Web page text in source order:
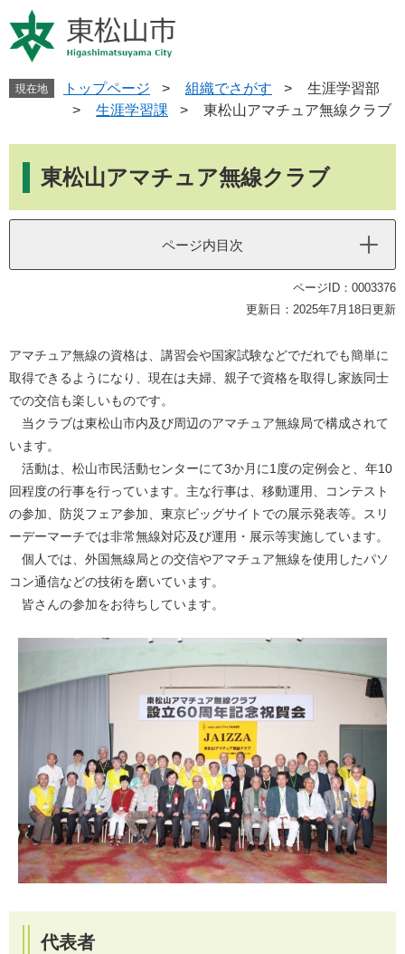
ー
ジ
す
ニ
ュ
し
へ
現在地 トップページ > 組織でさがす >
生涯学習部
>
生涯学習課 > 東松山アマチュア無線クラブ
東松山アマチュア無線クラブ
ページ内目次
ページID：0003376
更新日：2025年7月18日更新
アマチュア無線の資格は、講習会や国家試験などでだれでも簡単に
取得できるようになり、現在は夫婦、親子で資格を取得し家族同士
での交信も楽しいものです。
当クラブは東松山市内及び周辺のアマチュア無線局で構成されて
います。
活動は、松山市民活動センターにて3か月に1度の定例会と、年10
回程度の行事を行っています。主な行事は、移動運用、コンテスト
の参加、防災フェア参加、東京ビッグサイトでの展示発表等。スリ
ーデーマーチでは非常無線対応及び運用・展示等実施しています。
個人では、外国無線局との交信やアマチュア無線を使用したパソ
コン通信などの技術を磨いています。
皆さんの参加をお待ちしています。
代表者